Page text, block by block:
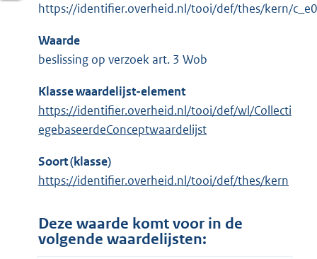
https://identifier.overheid.nl/tooi/def/thes/kern/
Waarde
beslissing op verzoek art. 3 Wob
Klasse waardelijst-element
https://identifier.overheid.nl/tooi/def/wl/Collecti
egebaseerdeConceptwaardelijst
Soort (klasse)
https://identifier.overheid.nl/tooi/def/thes/kern
Deze waarde komt voor in de
volgende waardelijsten: